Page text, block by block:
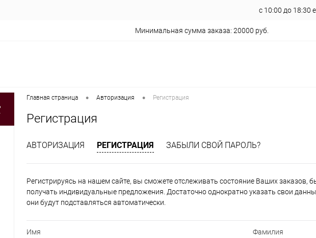
с 10:00 до 18:30
Минимальная сумма заказа: 20000 руб.
Главная страница • Авторизация • Регистрация
Регистрация
АВТОРИЗАЦИЯ РЕГИСТРАЦИЯ ЗАБЫЛИ СВОЙ ПАРОЛЬ?
Регистрируясь на нашем сайте, вы сможете отслеживать состояние Ваших заказов,
получать индивидуальные предложения. Достаточно однократно указать свои
они будут подставляться автоматически.
Имя Фамилия